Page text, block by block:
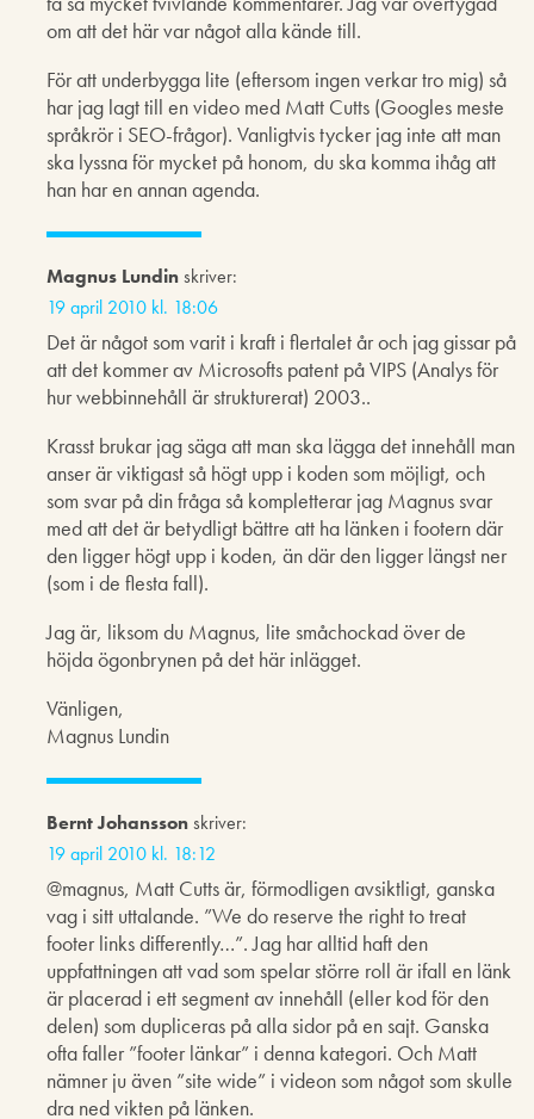
om att det här var något alla kände till.
För att underbygga lite (eftersom ingen verkar tro mig) så
har jag lagt till en video med Matt Cutts (Googles meste
språkrör i SEO-frågor). Vanligtvis tycker jag inte att man
ska lyssna för mycket på honom, du ska komma ihåg att
han har en annan agenda.
Magnus Lundinskriver:
19 april 2010 kl. 18:06
Det är något som varit i kraft i flertalet år och jag gissar på
att det kommer av Microsofts patent på VIPS (Analys för
hur webbinnehåll är strukturerat) 2003..
Krasst brukar jag säga att man ska lägga det innehåll man
anser är viktigast så högt upp i koden som möjligt, och
som svar på din fråga så kompletterar jag Magnus svar
med att det är betydligt bättre att ha länken i footern där
den ligger högt upp i koden, än där den ligger längst ner
(som i de flesta fall).
Jag är, liksom du Magnus, lite småchockad över de
höjda ögonbrynen på det här inlägget.
Vänligen,
Magnus Lundin
Bernt Johanssonskriver:
19 april 2010 kl. 18:12
@magnus, Matt Cutts är, förmodligen avsiktligt, ganska
vag i sitt uttalande. ”We do reserve the right to treat
footer links differently…”. Jag har alltid haft den
uppfattningen att vad som spelar större roll är ifall en länk
är placerad i ett segment av innehåll (eller kod för den
delen) som dupliceras på alla sidor på en sajt. Ganska
ofta faller ”footer länkar” i denna kategori. Och Matt
nämner ju även ”site wide” i videon som något som skulle
dra ned vikten på länken.